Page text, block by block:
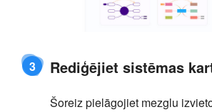
3 Rediģējiet sistēmas
Šoreiz pielāgojiet mezglu